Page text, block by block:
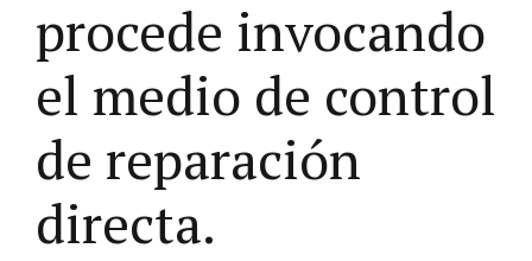
procede invocando
el medio de control
de reparación
directa.